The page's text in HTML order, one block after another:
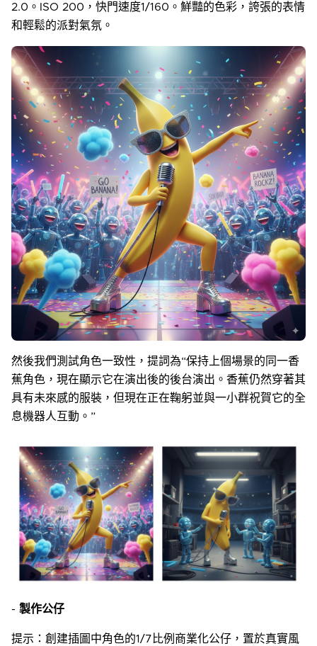
2.0。ISO 200，快門速度1/160。鮮豔的色彩，誇張的表情
和輕鬆的派對氣氛。
然後我們測試角色一致性，提詞為“保持上個場景的同一香
蕉角色，現在顯示它在演出後的後台演出。香蕉仍然穿著其
具有未來感的服裝，但現在正在鞠躬並與一小群祝賀它的全
息機器人互動。”
- 製作公仔
提示：創建插圖中角色的1/7比例商業化公仔，置於真實風